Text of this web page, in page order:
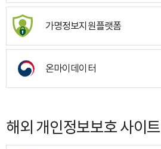
가명정보지원플랫폼
온마이데이터
해외 개인정보보호 사이트